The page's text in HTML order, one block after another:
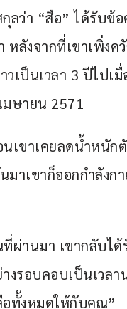
ลว่า “สือ” ได้รับข้
หลังจากที่เขาเพิ่ง
วเป็นเวลา 3 ปีไป
มษายน 2571
เขาเคยลดน้ำหนั
าเขาก็ออกกำลัง
ผ่านมา เขากลับไ
งรอบคอบเป็นเวล
อทั้งหมดให้กับคุณ”